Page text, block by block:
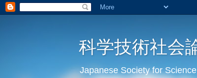
科学技術社会
Japanese Society for